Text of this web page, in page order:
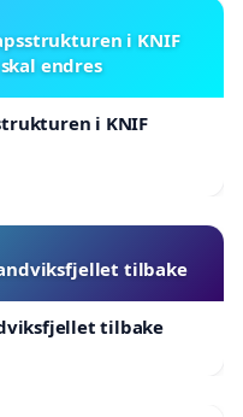
i KNIF
endres
i KNIF
tilbake
tilbake